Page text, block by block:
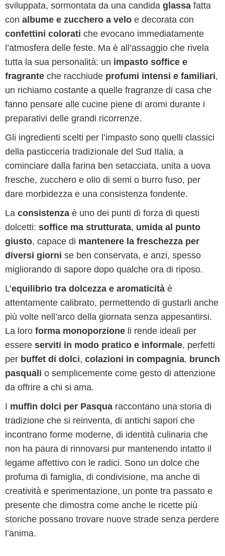
sviluppata, sormontata da una candida glassa fatta
con albume e zucchero a velo e decorata con
confettini colorati che evocano immediatamente
l’atmosfera delle feste. Ma è all’assaggio che rivela
tutta la sua personalità: un impasto soffice e
fragrante che racchiude profumi intensi e familiari,
un richiamo costante a quelle fragranze di casa che
fanno pensare alle cucine piene di aromi durante i
preparativi delle grandi ricorrenze.
Gli ingredienti scelti per l’impasto sono quelli classici
della pasticceria tradizionale del Sud Italia, a
cominciare dalla farina ben setacciata, unita a uova
fresche, zucchero e olio di semi o burro fuso, per
dare morbidezza e una consistenza fondente.
La consistenza è uno dei punti di forza di questi
dolcetti: soffice ma strutturata, umida al punto
giusto, capace di mantenere la freschezza per
diversi giorni se ben conservata, e anzi, spesso
migliorando di sapore dopo qualche ora di riposo.
L’equilibrio tra dolcezza e aromaticità è
attentamente calibrato, permettendo di gustarli anche
più volte nell’arco della giornata senza appesantirsi.
La loro forma monoporzione li rende ideali per
essere serviti in modo pratico e informale, perfetti
per buffet di dolci, colazioni in compagnia, brunch
pasquali o semplicemente come gesto di attenzione
da offrire a chi si ama.
I muffin dolci per Pasqua raccontano una storia di
tradizione che si reinventa, di antichi sapori che
incontrano forme moderne, di identità culinaria che
non ha paura di rinnovarsi pur mantenendo intatto il
legame affettivo con le radici. Sono un dolce che
profuma di famiglia, di condivisione, ma anche di
creatività e sperimentazione, un ponte tra passato e
presente che dimostra come anche le ricette più
storiche possano trovare nuove strade senza perdere
l’anima.